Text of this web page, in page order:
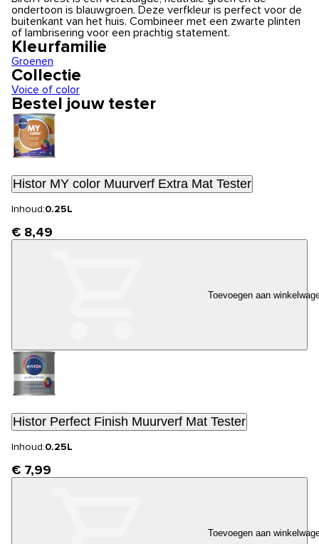
ondertoon is blauwgroen. Deze verfkleur is perfect voor de
buitenkant van het huis. Combineer met een zwarte plinten
of lambrisering voor een prachtig statement.
Kleurfamilie
Groenen
Collectie
Voice of color
Bestel jouw tester
Histor MY color Muurverf Extra Mat Tester
Inhoud:0.25L
€ 8,49
Toevoegen aan
Histor Perfect Finish Muurverf Mat Tester
Inhoud:0.25L
€ 7,99
Toevoegen aan